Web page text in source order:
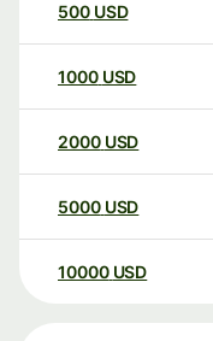
500 USD
1000 USD
2000 USD
5000 USD
10000 USD